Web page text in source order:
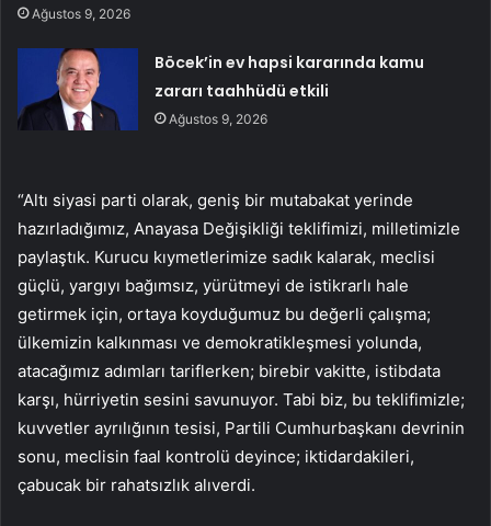
Ağustos 9, 2026
Böcek’in ev hapsi kararında kamu
zararı taahhüdü etkili
Ağustos 9, 2026
“Altı siyasi parti olarak, geniş bir mutabakat yerinde
hazırladığımız, Anayasa Değişikliği teklifimizi, milletimizle
paylaştık. Kurucu kıymetlerimize sadık kalarak, meclisi
güçlü, yargıyı bağımsız, yürütmeyi de istikrarlı hale
getirmek için, ortaya koyduğumuz bu değerli çalışma;
ülkemizin kalkınması ve demokratikleşmesi yolunda,
atacağımız adımları tariflerken; birebir vakitte, istibdata
karşı, hürriyetin sesini savunuyor. Tabi biz, bu teklifimizle;
kuvvetler ayrılığının tesisi, Partili Cumhurbaşkanı devrinin
sonu, meclisin faal kontrolü deyince; iktidardakileri,
çabucak bir rahatsızlık alıverdi.